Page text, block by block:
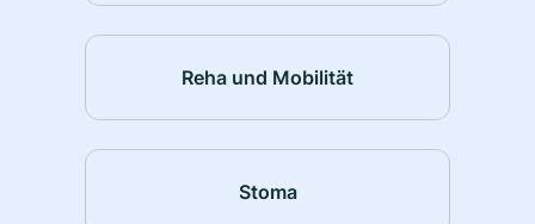
Reha und Mobilität
Stoma